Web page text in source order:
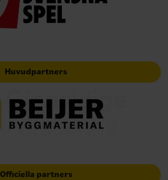
Huvudpartners
Officiella partners